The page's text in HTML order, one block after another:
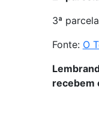
3ª
Fonte: O
recebem